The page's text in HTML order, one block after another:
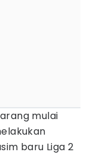
mulai
baru Liga 2